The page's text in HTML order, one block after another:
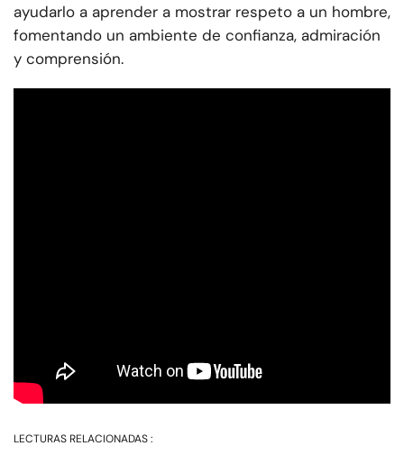
ayudarlo a aprender a mostrar respeto a un hombre,
fomentando un ambiente de confianza, admiración
y comprensión.
LECTURAS RELACIONADAS :